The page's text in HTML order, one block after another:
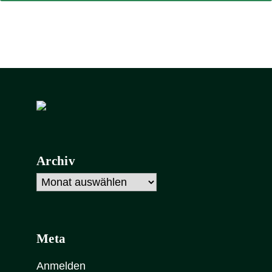
Archiv
Archiv
Meta
Anmelden